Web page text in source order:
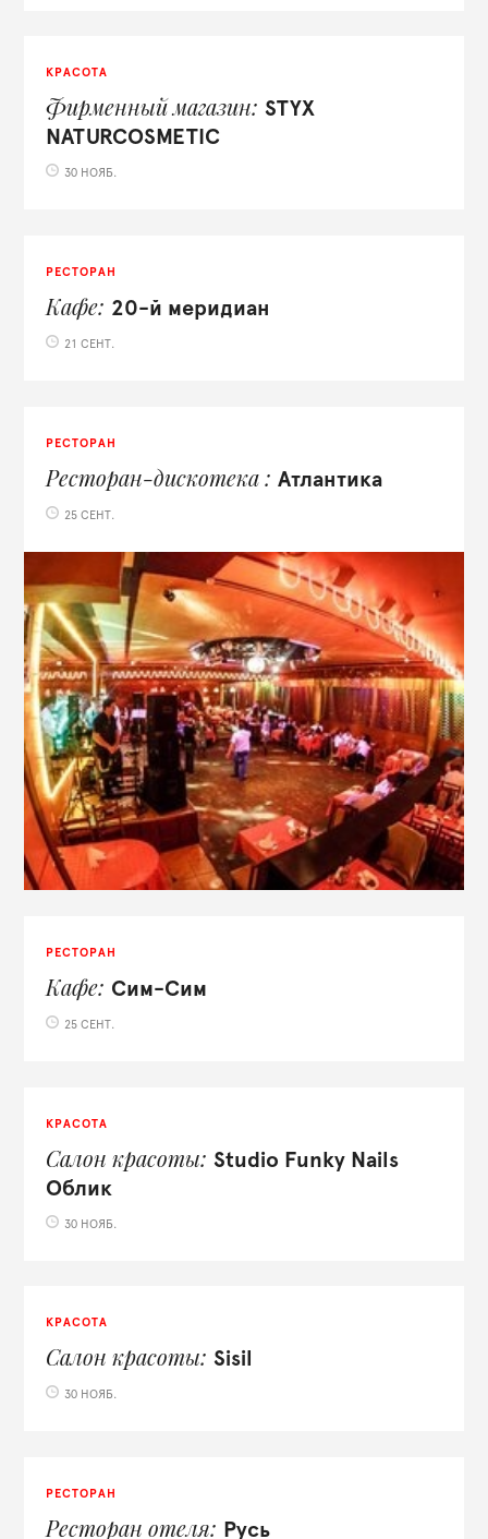
КРАСОТА
Фирменный магазин
STYX
NATURCOSMETIC
30 НОЯБ.
РЕСТОРАН
Кафе 20-й меридиан
21 СЕНТ.
РЕСТОРАН
Ресторан-дискотека Атлантика
25 СЕНТ.
РЕСТОРАН
Кафе Сим-Сим
25 СЕНТ.
КРАСОТА
Салон красоты
Studio Funky Nails
Облик
30 НОЯБ.
КРАСОТА
Салон красоты Sisil
30 НОЯБ.
РЕСТОРАН
Ресторан отеля Русь